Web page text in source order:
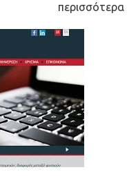
περισσότερα